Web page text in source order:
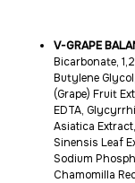
V-GRAPE
Bicarbonate,
Butylene
(Grape) Fruit
EDTA,
Asiatica
Sinensis Leaf
Sodium
Chamomilla